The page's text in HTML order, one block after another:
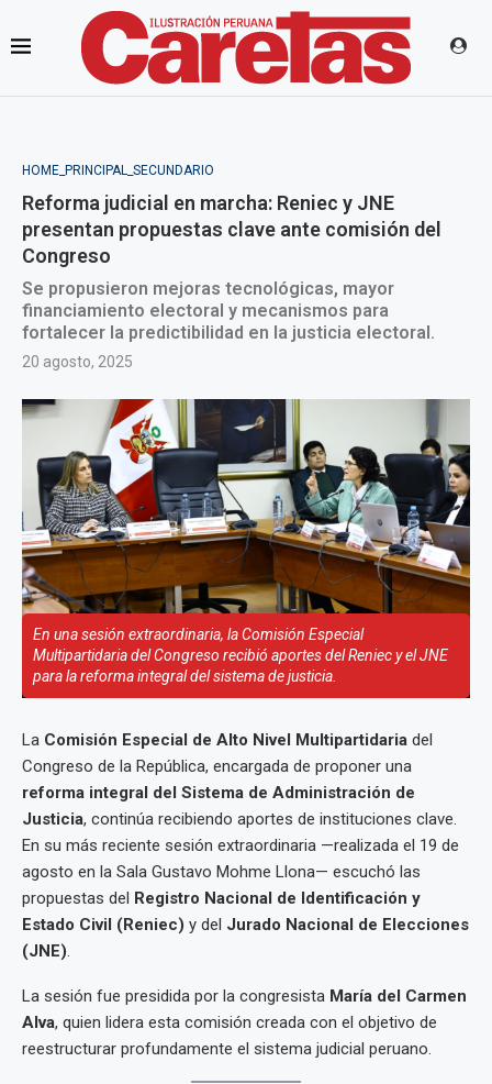
HOME_PRINCIPAL_SECUNDARIO
Reforma judicial en marcha: Reniec y JNE
presentan propuestas clave ante comisión del
Congreso
Se propusieron mejoras tecnológicas, mayor
financiamiento electoral y mecanismos para
fortalecer la predictibilidad en la justicia electoral.
20 agosto, 2025
En una sesión extraordinaria, la Comisión Especial
Multipartidaria del Congreso recibió aportes del Reniec y el JNE
para la reforma integral del sistema de justicia.
La Comisión Especial de Alto Nivel Multipartidaria del
Congreso de la República, encargada de proponer una
reforma integral del Sistema de Administración de
Justicia, continúa recibiendo aportes de instituciones clave.
En su más reciente sesión extraordinaria —realizada el 19 de
agosto en la Sala Gustavo Mohme Llona— escuchó las
propuestas del Registro Nacional de Identificación y
Estado Civil (Reniec) y del Jurado Nacional de Elecciones
(JNE).
La sesión fue presidida por la congresista María del Carmen
Alva, quien lidera esta comisión creada con el objetivo de
reestructurar profundamente el sistema judicial peruano.